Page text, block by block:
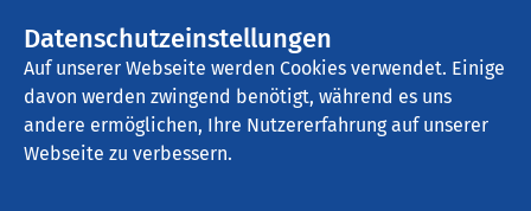
Datenschutzeinstellungen
Auf unserer Webseite werden Cookies verwendet. Einige
davon werden zwingend benötigt, während es uns
andere ermöglichen, Ihre Nutzererfahrung auf unserer
Webseite zu verbessern.
Hans-Ralfs-Haus für Kunst und Kultur